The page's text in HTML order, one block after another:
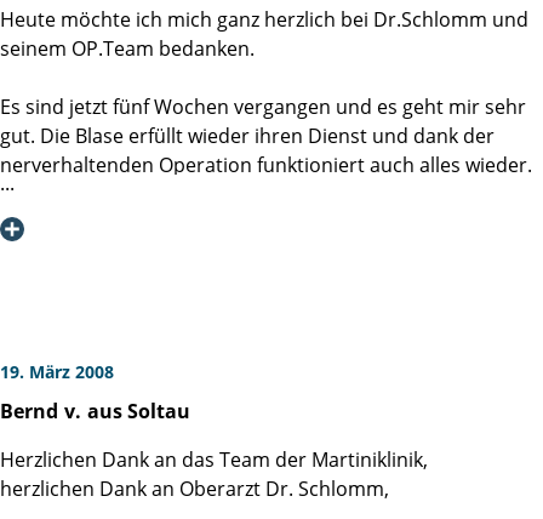
Diese Behandlung, diese Betreuung, diese Fürsorge und
diese Kompetenz eines jeden Einzelnen in seiner Funktion
Team!
Vielen, vielen herzlichen Dank Ihnen allen.
Albert Steinacker und Frau
Heute möchte ich mich ganz herzlich bei Dr.Schlomm und
seinem OP.Team bedanken.
Es sind jetzt fünf Wochen vergangen und es geht mir sehr
gut. Die Blase erfüllt wieder ihren Dienst und dank der
nerverhaltenden Operation funktioniert auch alles wieder.
Auch möchte ich mich bedanken bei dem Pflege-und
Service-Personal das immer sehr zuvor kommend und
Weiterhin viel Erfolg ihr Holger Dieringer
19. März 2008
Bernd v. aus Soltau
Herzlichen Dank an das Team der Martiniklinik,
herzlichen Dank an Oberarzt Dr. Schlomm,